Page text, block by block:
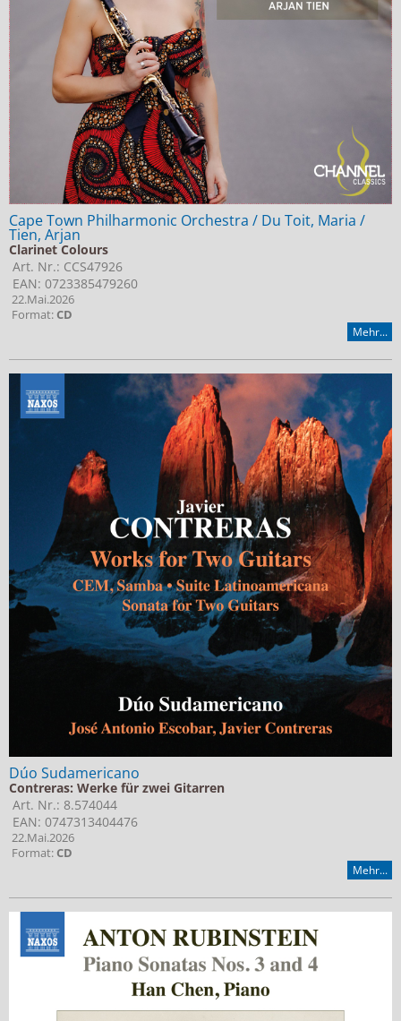
Cape Town Philharmonic Orchestra / Du Toit, Maria /
Tien, Arjan
Clarinet Colours
Art. Nr.: CCS47926
EAN: 0723385479260
22.Mai.2026
Format:CD
Mehr...
Dúo Sudamericano
Contreras: Werke für zwei Gitarren
Art. Nr.: 8.574044
EAN: 0747313404476
22.Mai.2026
Format:CD
Mehr...